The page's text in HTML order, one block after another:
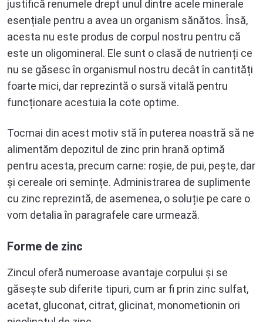
justifică renumele drept unul dintre acele minerale
esențiale pentru a avea un organism sănătos. Însă,
acesta nu este produs de corpul nostru pentru că
este un oligomineral. Ele sunt o clasă de nutrienți ce
nu se găsesc în organismul nostru decât în cantități
foarte mici, dar reprezintă o sursă vitală pentru
funcționare acestuia la cote optime.
Tocmai din acest motiv stă în puterea noastră să ne
alimentăm depozitul de zinc prin hrană optimă
pentru acesta, precum carne: roșie, de pui, pește, dar
și cereale ori semințe. Administrarea de suplimente
cu zinc reprezintă, de asemenea, o soluție pe care o
vom detalia în paragrafele care urmează.
Forme de zinc
Zincul oferă numeroase avantaje corpului și se
găsește sub diferite tipuri, cum ar fi prin zinc sulfat,
acetat, gluconat, citrat, glicinat, monometionin ori